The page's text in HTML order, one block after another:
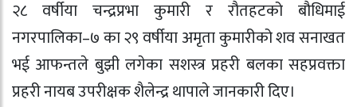
२८ वर्षीया चन्द्रप्रभा कुमारी र रौतहटको बौधिमाई
नगरपालिका–७ का २९ वर्षीया अमृता कुमारीको शव सनाखत
भई आफन्तले बुझी लगेका सशस्त्र प्रहरी बलका सहप्रवक्ता
प्रहरी नायब उपरीक्षक शैलेन्द्र थापाले जानकारी दिए।